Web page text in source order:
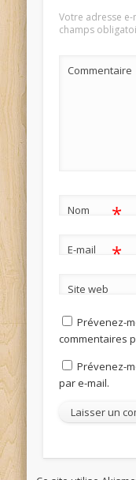
Votre adresse
champs
Commentaire
Nom *
E-mail *
Site web
Prévenez-
commentaires
Prévenez-
par e-mail.